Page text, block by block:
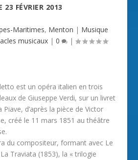
23 FÉVRIER 2013
Maritimes, Menton | Musique
musicaux| 0 |
est un opéra italien en trois
de Giuseppe Verdi, sur un livret
d’après la pièce de Victor
créé le 11 mars 1851 au théâtre
du compositeur, formant avec Le
Traviata (1853), la « trilogie